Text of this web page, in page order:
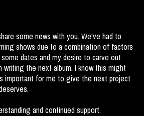
some news with you. We've had to
shows due to a combination of factors
dates and my desire to carve out
the next album.Iknow this might
important for me to give the next project
and continued support.